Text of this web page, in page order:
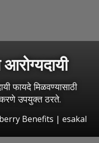
फायदे मिळवण्यासाठी
उपयुक्त ठरते.
Benefits | esakal